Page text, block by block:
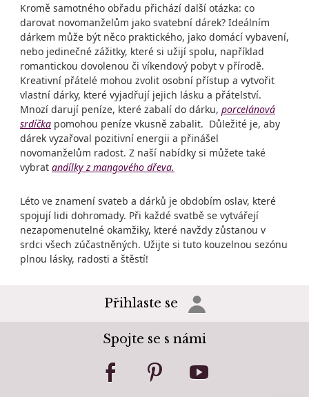
Kromě samotného obřadu přichází další otázka: co
darovat novomanželům jako svatební dárek? Ideálním
dárkem může být něco praktického, jako domácí vybavení,
nebo jedinečné zážitky, které si užijí spolu, například
romantickou dovolenou či víkendový pobyt v přírodě.
Kreativní přátelé mohou zvolit osobní přístup a vytvořit
vlastní dárky, které vyjadřují jejich lásku a přátelství.
Mnozí darují peníze, které zabalí do dárku, porcelánová
srdíčka pomohou peníze vkusně zabalit. Důležité je, aby
dárek vyzařoval pozitivní energii a přinášel
novomanželům radost. Z naší nabídky si můžete také
vybrat andílky z mangového dřeva.
Léto ve znamení svateb a dárků je obdobím oslav, které
spojují lidi dohromady. Při každé svatbě se vytvářejí
nezapomenutelné okamžiky, které navždy zůstanou v
srdci všech zúčastněných. Užijte si tuto kouzelnou sezónu
plnou lásky, radosti a štěstí!
Přihlaste se
Spojte se s námi